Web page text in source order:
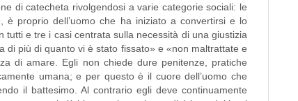
catecheta rivolgendosi a varie categorie sociali: le
è proprio dell’uomo che ha iniziato a convertirsi e lo
e tre i casi centrata sulla necessità di una giustizia
più di quanto vi è stato fissato» e «non maltrattate e
di amare. Egli non chiede dure penitenze, pratiche
umana; e per questo è il cuore dell’uomo che
il battesimo. Al contrario egli deve continuamente